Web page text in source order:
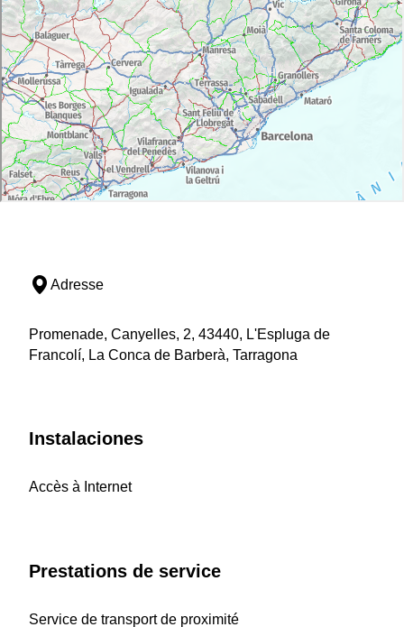
Adresse
Promenade, Canyelles, 2, 43440, L'Espluga de
Francolí, La Conca de Barberà, Tarragona
Instalaciones
Accès à Internet
Prestations de service
Service de transport de proximité